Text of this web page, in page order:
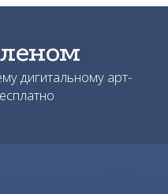
дигитальному арт-